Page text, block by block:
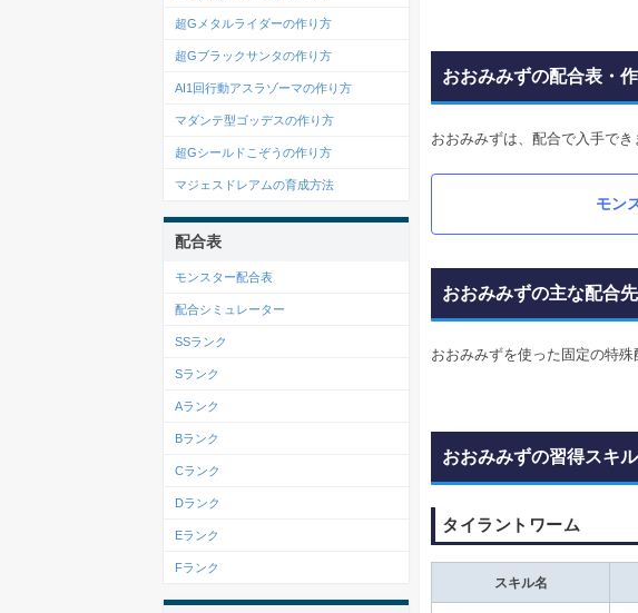
おおみみずの配合表・
おおみみずは、配合で入手でき
モン
おおみみずの主な配合先
おおみみずを使った固定の特殊
おおみみずの習得スキ
タイラントワーム
スキル名
超Gメタルライダーの作り方
超Gブラックサンタの作り方
AI1回行動アスラゾーマの作り方
マダンテ型ゴッデスの作り方
超Gシールドこぞうの作り方
マジェスドレアムの育成方法
配合表
モンスター配合表
配合シミュレーター
SSランク
Sランク
Aランク
Bランク
Cランク
Dランク
Eランク
Fランク